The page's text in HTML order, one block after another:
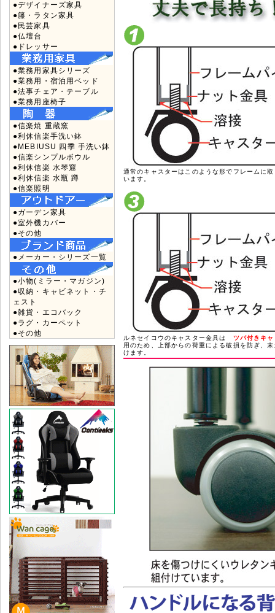
●デザイナーズ家具
●籐・ラタン家具
●民芸家具
●仏壇台
●ドレッサー
●業務用家具シリーズ
●業務用・宿泊用ベッド
●法事チェア・テーブル
●業務用座椅子
●信楽焼 重蔵窯
●利休信楽手洗い鉢
●MEBIUSU 四季 手洗い鉢
●信楽シンプルボウル
●利休信楽 水琴窟
●利休信楽 水瓶 蹲
●信楽照明
●ガーデン家具
●室外機カバー
●その他
●メーカー・シリーズ一覧
●小物(ミラー・マガジン)
●収納・キャビネット・チ
ェスト
●雑貨・エコバック
●ラグ・カーペット
●その他
通常のキャスターはこのような形でフレームに
います。
ルネセイコウのキャスター金具は ツバ付きキ
用のため、上部からの荷重による破損を防ぎ、
けます。